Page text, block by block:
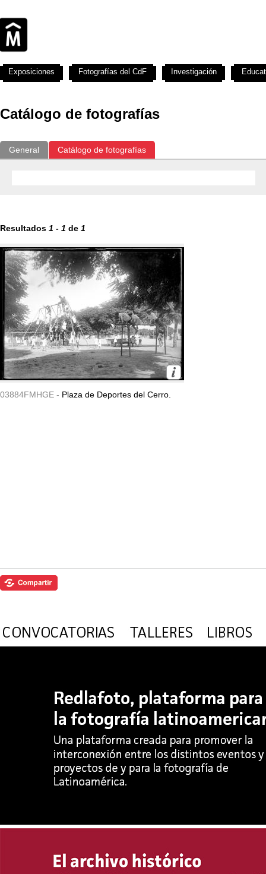
Catálogo de fotografías
General Catálogo de fotografías
Resultados 1 - 1 de 1
03884FMHGE - Plaza de Deportes del Cerro.
Exposiciones Fotografías del CdF Investigación